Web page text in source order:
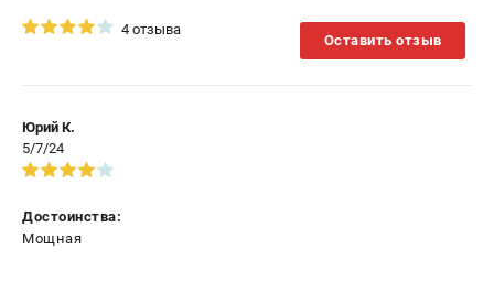
4 отзыва
Оставить отзыв
Юрий К.
5/7/24
Достоинства:
Мощная